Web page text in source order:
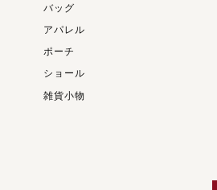
バッグ
アパレル
ポーチ
ショール
雑貨小物